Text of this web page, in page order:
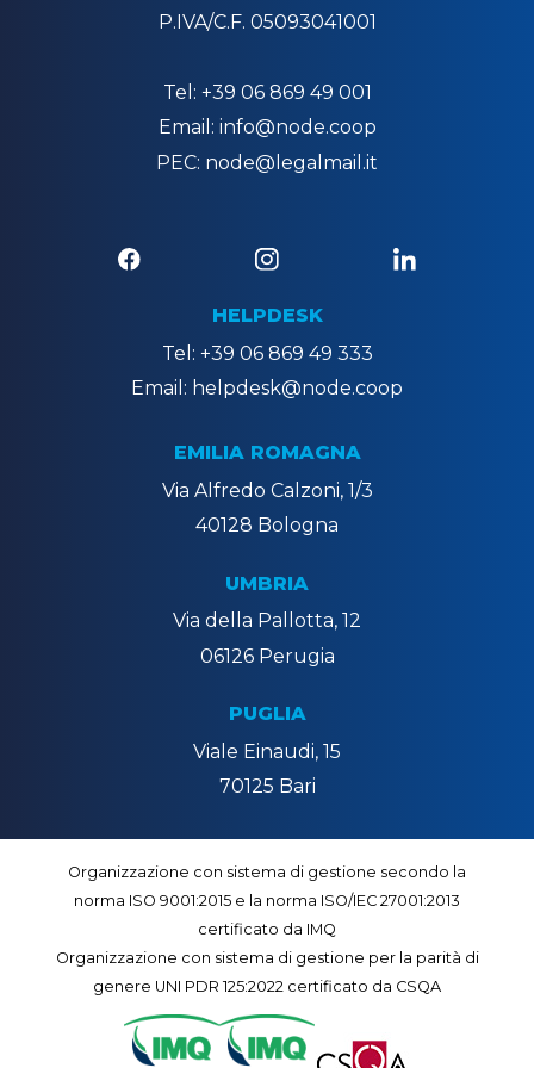
P.IVA/C.F. 05093041001
Tel: +39 06 869 49 001
Email: info@node.coop
PEC: node@legalmail.it
HELPDESK
Tel: +39 06 869 49 333
Email: helpdesk@node.coop
EMILIA ROMAGNA
Via Alfredo Calzoni, 1/3
40128 Bologna
UMBRIA
Via della Pallotta, 12
06126 Perugia
PUGLIA
Viale Einaudi, 15
70125 Bari
Organizzazione con sistema di gestione secondo la
norma ISO 9001:2015 e la norma ISO/IEC 27001:2013
certificato da IMQ
Organizzazione con sistema di gestione per la parità di
genere UNI PDR 125:2022 certificato da CSQA